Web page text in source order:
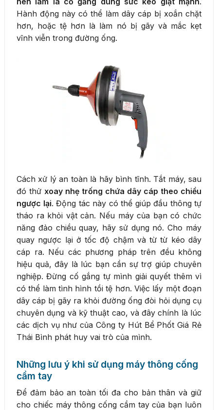
Hành động này có thể làm dây cáp bị xoắn chặt
hơn, hoặc tệ hơn là làm nó bị gãy và mắc kẹt
vĩnh viễn trong đường ống.
Cách xử lý an toàn là hãy bình tĩnh. Tắt máy, sau
đó thử xoay nhẹ trống chứa dây cáp theo chiều
ngược lại. Động tác này có thể giúp đầu thông tự
tháo ra khỏi vật cản. Nếu máy của bạn có chức
năng đảo chiều quay, hãy sử dụng nó. Cho máy
quay ngược lại ở tốc độ chậm và từ từ kéo dây
cáp ra. Nếu các phương pháp trên đều không
hiệu quả, đây là lúc bạn cần sự trợ giúp chuyên
nghiệp. Đừng cố gắng tự mình giải quyết thêm vì
có thể làm tình hình tồi tệ hơn. Việc lấy một đoạn
dây cáp bị gãy ra khỏi đường ống đòi hỏi dụng cụ
chuyên dụng và kỹ thuật cao, và đây chính là lúc
các dịch vụ như của Công ty Hút Bể Phốt Giá Rẻ
Thái Bình phát huy vai trò của mình.
Những lưu ý khi sử dụng máy thông cống
cầm tay
Để đảm bảo an toàn tối đa cho bản thân và giữ
cho chiếc máy thông cống cầm tay của bạn luôn